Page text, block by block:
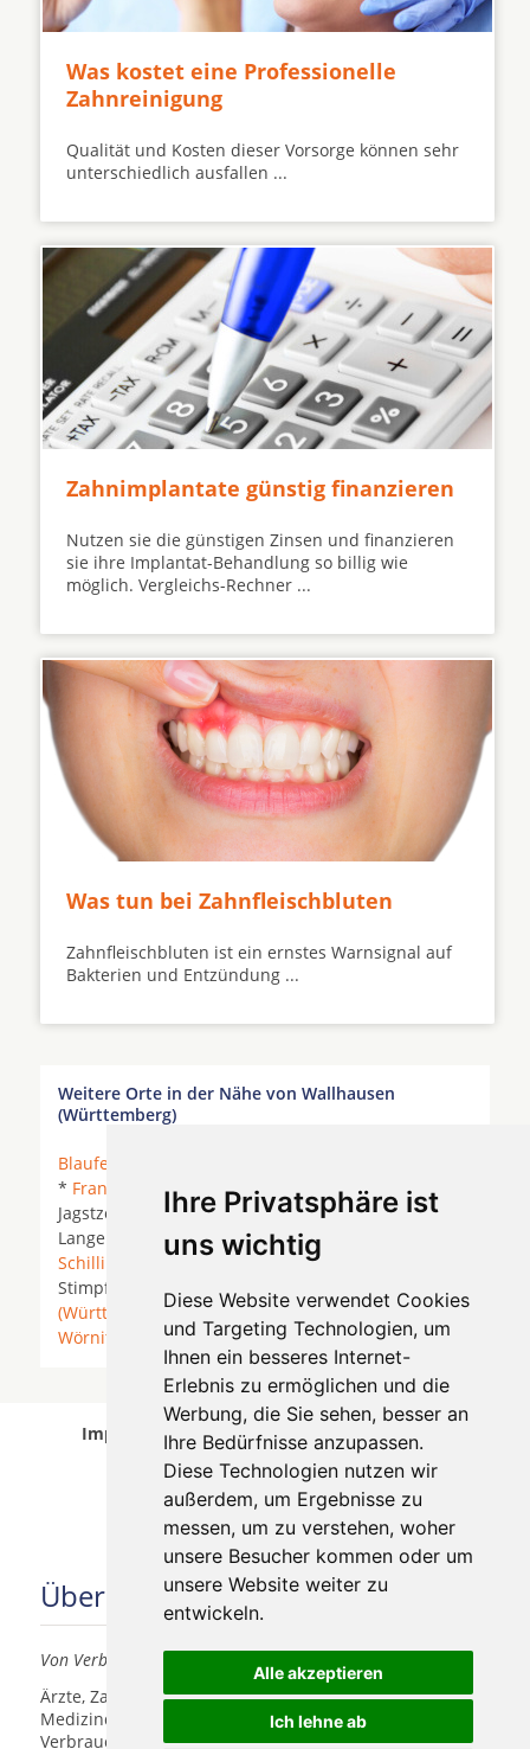
Ihre Privatsphäre ist
uns wichtig
Diese Website verwendet Cookies
und Targeting Technologien, um
Ihnen ein besseres Internet-
Erlebnis zu ermöglichen und die
Werbung, die Sie sehen, besser an
Ihre Bedürfnisse anzupassen.
Diese Technologien nutzen wir
außerdem, um Ergebnisse zu
messen, um zu verstehen, woher
unsere Besucher kommen oder um
unsere Website weiter zu
entwickeln.
Alle akzeptieren
Ich lehne ab
Was kostet eine Professionelle
Zahnreinigung
Qualität und Kosten dieser Vorsorge können sehr
unterschiedlich ausfallen ...
Zahnimplantate günstig finanzieren
Nutzen sie die günstigen Zinsen und finanzieren
sie ihre Implantat-Behandlung so billig wie
möglich. Vergleichs-Rechner ...
Was tun bei Zahnfleischbluten
Zahnfleischbluten ist ein ernstes Warnsignal auf
Bakterien und Entzündung ...
Weitere Orte in der Nähe von Wallhausen
(Württemberg)
Blaufelden
* Frankenhardt Gerabronn * Ilshofen* Insingen *
Jagstzell *
Kirchberg an der Jagst* Kreßberg *
Langenburg * Rot am See*Satteldorf
Schillingsfürst* Schnelldorf*Schrozberg
Stimpfach * Stödtlen * Vellberg
Wallhausen
(Württemberg)* Wettringen (Mittelfranken) *
Wörnitz
Implantologen in Wallhausen (Württemberg)
wurde am 06 August 2026 aktualisiert.
Über uns
Von Verbrauchern für Verbraucher
Ärzte, Zahnärzte, Akustiker und andere
Medizindienstleister haben hier die Möglichkeit, sich
Verbrauchern vorzustellen.